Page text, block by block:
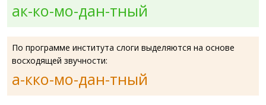
ак-ко-мо-дан-тный
По программе института слоги выделяются на основе
восходящей звучности:
а-кко-мо-дан-тный